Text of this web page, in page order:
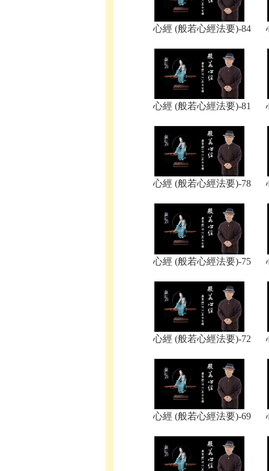
​心經 (般若心經法要)-84
​心經 (般若心經法要)-81
​心經 (般若心經法要)-78
​心經 (般若心經法要)-75
​心經 (般若心經法要)-72
​心經 (般若心經法要)-69